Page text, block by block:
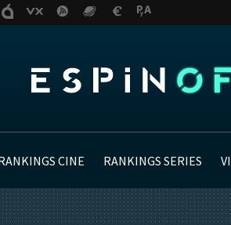
CINE RANKINGS SERIES